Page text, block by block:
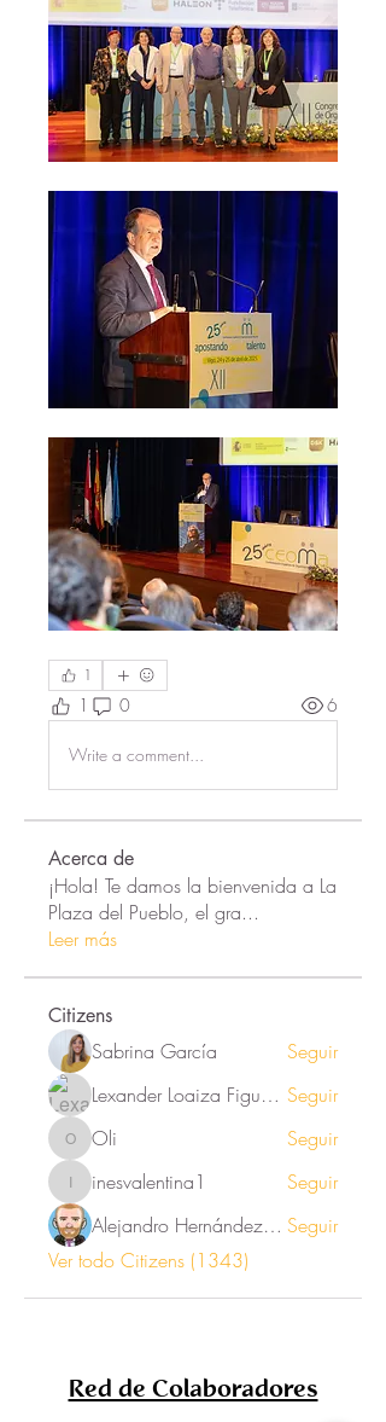
1
1 0 6
Write a comment...
Acerca de
¡Hola! Te damos la bienvenida a La
Plaza del Pueblo, el gra...
Leer más
Citizens
Sabrina García
Seguir
Lexander Loaiza Figueroa Seguir
Oli Oli Seguir
inesvalentina1
inesvalentina1
Seguir
Alejandro Hernández Renner Seguir
Ver todo Citizens (1343)
Red de Colaboradores